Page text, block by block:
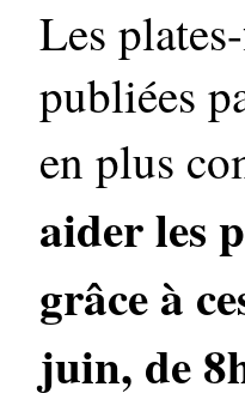
Les
publiées
en plus
aider les
grâce à
juin, de